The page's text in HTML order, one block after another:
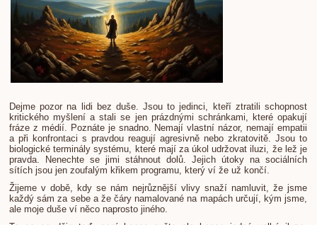
Dejme pozor na lidi bez duše. Jsou to jedinci, kteří ztratili schopnost
kritického myšlení a stali se jen prázdnými schránkami, které opakují
fráze z médií. Poznáte je snadno. Nemají vlastní názor, nemají empatii
a při konfrontaci s pravdou reagují agresivně nebo zkratovitě. Jsou to
biologické terminály systému, které mají za úkol udržovat iluzi, že lež je
pravda. Nenechte se jimi stáhnout dolů. Jejich útoky na sociálních
sítích jsou jen zoufalým křikem programu, který ví že už končí.
Žijeme v době, kdy se nám nejrůznější vlivy snaží namluvit, že jsme
každý sám za sebe a že čáry namalované na mapách určují, kým jsme,
ale moje duše ví něco naprosto jiného.